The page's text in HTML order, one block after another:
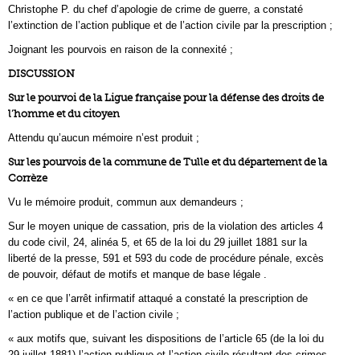
Christophe P. du chef d’apologie de crime de guerre, a constaté
l’extinction de l’action publique et de l’action civile par la prescription ;
Joignant les pourvois en raison de la connexité ;
DISCUSSION
Sur le pourvoi de la Ligue française pour la défense des droits de
l’homme et du citoyen
Attendu qu’aucun mémoire n’est produit ;
Sur les pourvois de la commune de Tulle et du département de la
Corrèze
Vu le mémoire produit, commun aux demandeurs ;
Sur le moyen unique de cassation, pris de la violation des articles 4
du code civil, 24, alinéa 5, et 65 de la loi du 29 juillet 1881 sur la
liberté de la presse, 591 et 593 du code de procédure pénale, excès
de pouvoir, défaut de motifs et manque de base légale .
« en ce que l’arrêt infirmatif attaqué a constaté la prescription de
l’action publique et de l’action civile ;
« aux motifs que, suivant les dispositions de l’article 65 (de la loi du